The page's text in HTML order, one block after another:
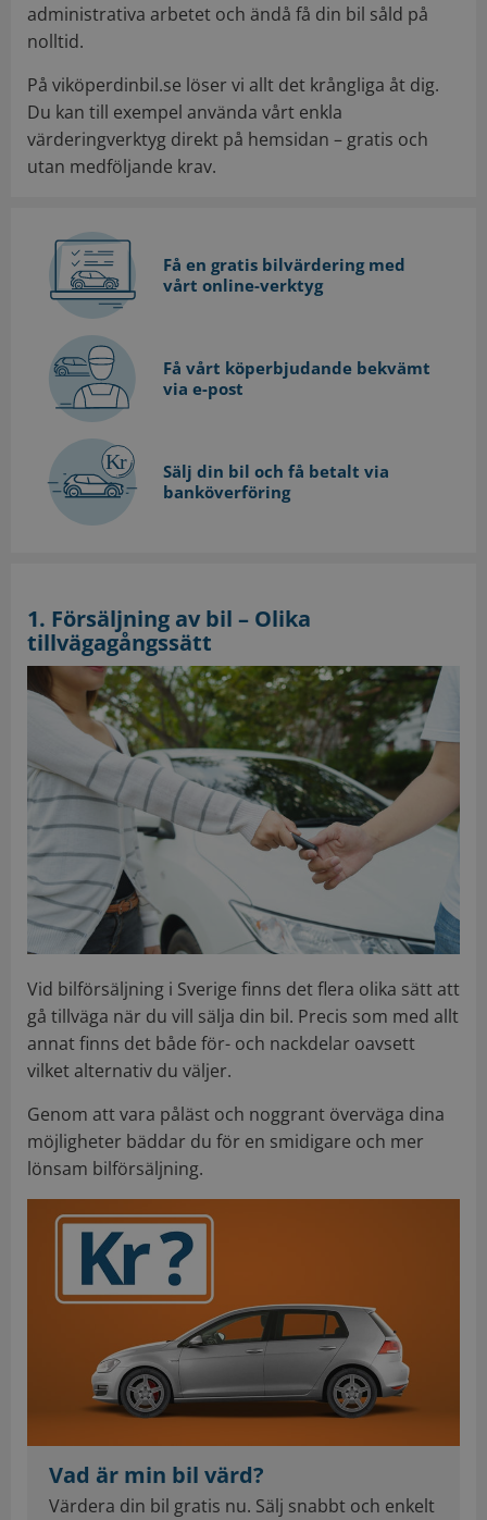
administrativa arbetet och ändå få din bil såld på
nolltid.
På viköperdinbil.se löser vi allt det krångliga åt dig.
Du kan till exempel använda vårt enkla
värderingverktyg direkt på hemsidan – gratis och
utan medföljande krav.
Få en gratis bilvärdering med
vårt online-verktyg
Få vårt köperbjudande bekvämt
via e-post
Sälj din bil och få betalt via
banköverföring
1. Försäljning av bil – Olika
tillvägagångssätt
Vid bilförsäljning i Sverige finns det flera olika sätt att
gå tillväga när du vill sälja din bil. Precis som med allt
annat finns det både för- och nackdelar oavsett
vilket alternativ du väljer.
Genom att vara påläst och noggrant överväga dina
möjligheter bäddar du för en smidigare och mer
lönsam bilförsäljning.
Vad är min bil värd?
Värdera din bil gratis nu. Sälj snabbt och enkelt